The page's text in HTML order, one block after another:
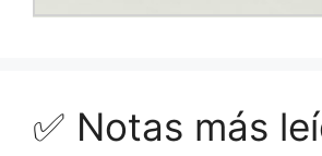
✅ Notas más